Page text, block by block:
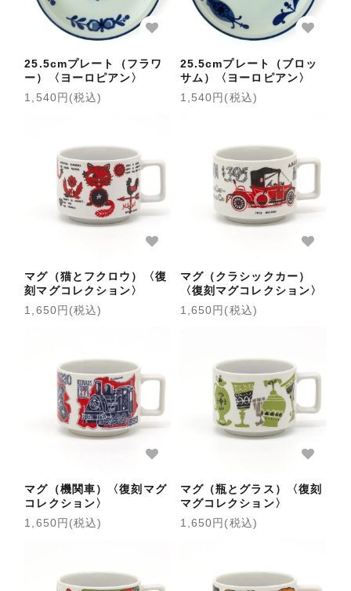
25.5cmプレート（フラワ
ー）〈ヨーロピアン〉
1,540円(税込)
25.5cmプレート（ブロッ
サム）〈ヨーロピアン〉
1,540円(税込)
マグ（猫とフクロウ）〈復
刻マグコレクション〉
1,650円(税込)
マグ（クラシックカー）
〈復刻マグコレクション〉
1,650円(税込)
マグ（機関車）〈復刻マグ
コレクション〉
1,650円(税込)
マグ（瓶とグラス）〈復刻
マグコレクション〉
1,650円(税込)